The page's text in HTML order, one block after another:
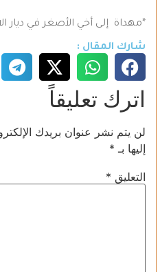
*مهداة إلى أخي الأصغر في ديار
شارك المقال :
اترك تعليقاً
لن يتم نشر عنوان بريدك
إليها بـ *
التعليق *